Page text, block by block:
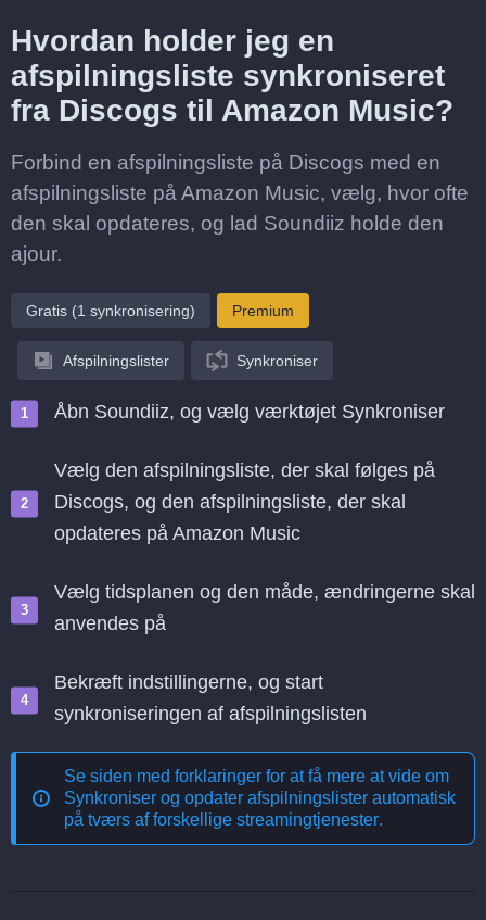
Hvordan holder jeg en
afspilningsliste synkroniseret
fra Discogs til Amazon Music?
Forbind en afspilningsliste på Discogs med en
afspilningsliste på Amazon Music, vælg, hvor ofte
den skal opdateres, og lad Soundiiz holde den
ajour.
Gratis (1 synkronisering) Premium
Afspilningslister Synkroniser
Åbn Soundiiz, og vælg værktøjet Synkroniser
Vælg den afspilningsliste, der skal følges på
Discogs, og den afspilningsliste, der skal
opdateres på Amazon Music
Vælg tidsplanen og den måde, ændringerne skal
anvendes på
Bekræft indstillingerne, og start
synkroniseringen af afspilningslisten
Se siden med forklaringer for at få mere at vide om
Synkroniser og opdater afspilningslister automatisk
på tværs af forskellige streamingtjenester.